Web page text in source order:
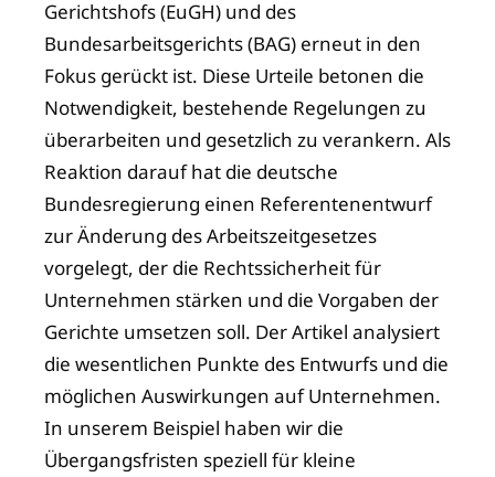
Gerichtshofs (EuGH) und des
Bundesarbeitsgerichts (BAG) erneut in den
Fokus gerückt ist. Diese Urteile betonen die
Notwendigkeit, bestehende Regelungen zu
überarbeiten und gesetzlich zu verankern. Als
Reaktion darauf hat die deutsche
Bundesregierung einen Referentenentwurf
zur Änderung des Arbeitszeitgesetzes
vorgelegt, der die Rechtssicherheit für
Unternehmen stärken und die Vorgaben der
Gerichte umsetzen soll. Der Artikel analysiert
die wesentlichen Punkte des Entwurfs und die
möglichen Auswirkungen auf Unternehmen.
In unserem Beispiel haben wir die
Übergangsfristen speziell für kleine